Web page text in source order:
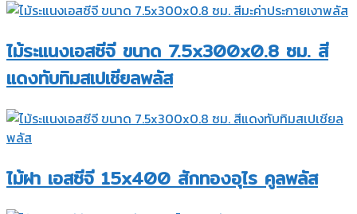
ไม้ระแนงเอสซีจี ขนาด 7.5x300x0.8 ซม. สี
แดงทับทิมสเปเชียลพลัส
ไม้ฝา เอสซีจี 15x400 สักทองอุไร คูลพลัส